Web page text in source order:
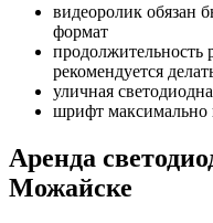
видеоролик обязан
формат
продолжительность
рекомендуется
уличная
шрифт максимально
Аренда
Можайске